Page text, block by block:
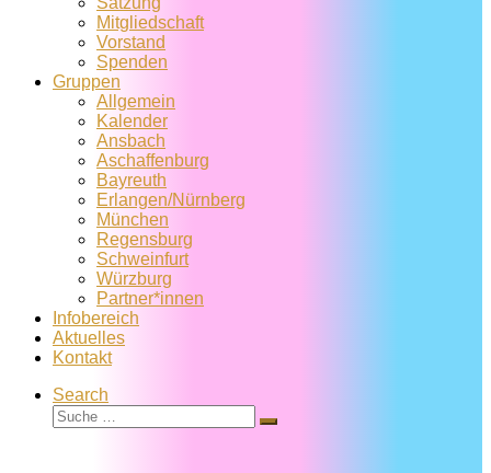
Mitglied­schaft
Vorstand
Spenden
Gruppen
Allgemein
Kalender
Ansbach
Aschaffenburg
Bayreuth
Erlangen/Nürnberg
München
Regensburg
Schweinfurt
Würzburg
Partner*innen
Infobereich
Aktuelles
Kontakt
Search
Suche
Suche